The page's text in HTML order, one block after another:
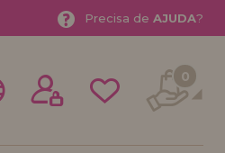
Precisa de AJUDA?
0